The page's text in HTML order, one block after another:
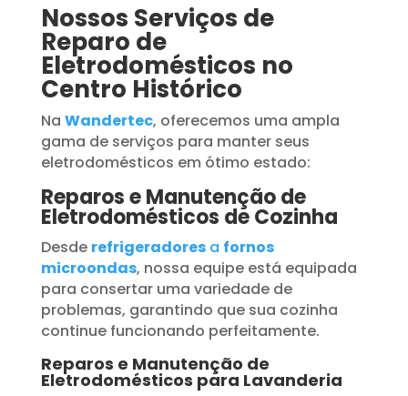
Nossos Serviços de
Reparo de
Eletrodomésticos no
Centro Histórico
Na Wandertec, oferecemos uma ampla
gama de serviços para manter seus
eletrodomésticos em ótimo estado:
Reparos e Manutenção de
Eletrodomésticos de Cozinha
Desde refrigeradoresa fornos
microondas, nossa equipe está equipada
para consertar uma variedade de
problemas, garantindo que sua cozinha
continue funcionando perfeitamente.
Reparos e Manutenção de
Eletrodomésticos para Lavanderia